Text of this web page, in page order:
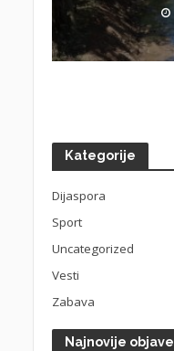
Kategorije
Dijaspora
Sport
Uncategorized
Vesti
Zabava
Najnovije objave